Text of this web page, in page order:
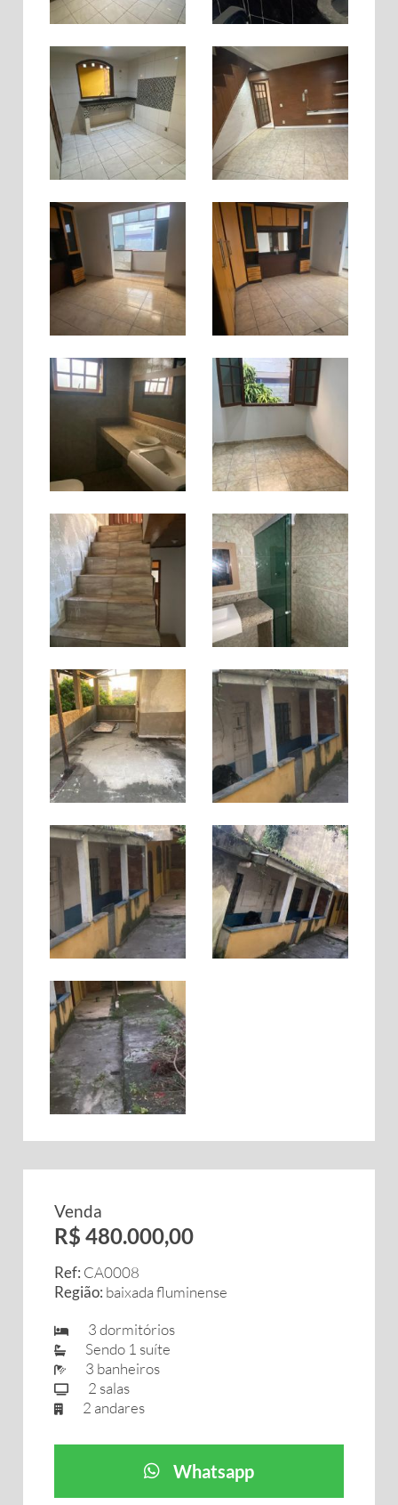
Venda
R$ 480.000,00
Ref: CA0008
Região: baixada fluminense
3 dormitórios
Sendo 1 suíte
3 banheiros
2 salas
2 andares
Whatsapp